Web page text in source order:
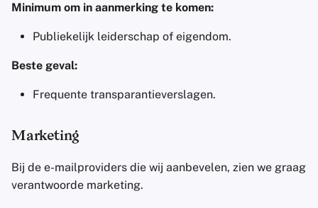
Minimum om in aanmerking te komen:
Publiekelijk leiderschap of eigendom.
Beste geval:
Frequente transparantieverslagen.
Marketing
Bij de e-mailproviders die wij aanbevelen, zien we graag
verantwoorde marketing.